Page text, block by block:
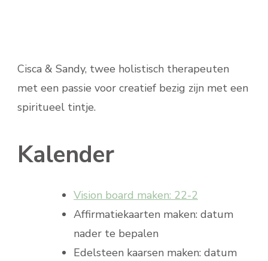
Cisca & Sandy, twee holistisch therapeuten
met een passie voor creatief bezig zijn met een
spiritueel tintje.
Kalender
Vision board maken: 22-2
Affirmatiekaarten maken: datum
nader te bepalen
Edelsteen kaarsen maken: datum